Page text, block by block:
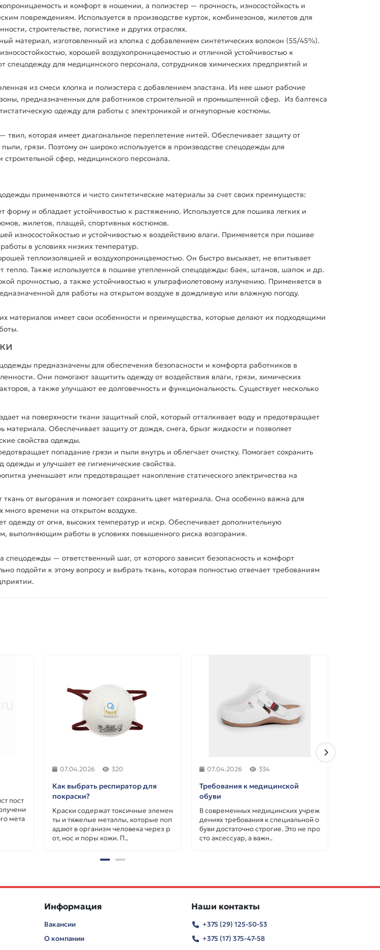
и комфорт в ношении, а полиэстер — прочность, износостойкость и
повреждениям. Используется в производстве курток, комбинезонов, жилетов для
строительстве, логистике и других отраслях.
материал, изготовленный из хлопка с добавлением синтетических волокон (55/45%).
хорошей воздухопроницаемостью и отличной устойчивостью к
спецодежду для медицинского персонала, сотрудников химических предприятий и
из смеси хлопка и полиэстера с добавлением эластана. Из нее шьют рабочие
предназначенных для работников строительной и промышленной сфер. Из балтекса
одежду для работы с электроникой и огнеупорные костюмы.
— твил, которая имеет диагональное переплетение нитей. Обеспечивает защиту от
грязи. Поэтому он широко используется в производстве спецодежды для
сфер, медицинского персонала.
применяются и чисто синтетические материалы за счет своих преимуществ:
форму и обладает устойчивостью к растяжению. Используется для пошива легких и
жилетов, плащей, спортивных костюмов.
износостойкостью и устойчивостью к воздействию влаги. Применяется при пошиве
в условиях низких температур.
теплоизоляцией и воздухопроницаемостью. Он быстро высыхает, не впитывает
тепло. Также используется в пошиве утепленной спецодежды: баек, штанов, шапок и др.
прочностью, а также устойчивостью к ультрафиолетовому излучению. Применяется в
для работы на открытом воздухе в дождливую или влажную погоду.
материалов имеет свои особенности и преимущества, которые делают их подходящими
предназначены для обеспечения безопасности и комфорта работников в
Они помогают защитить одежду от воздействия влаги, грязи, химических
а также улучшают ее долговечность и функциональность. Существует несколько
на поверхности ткани защитный слой, который отталкивает воду и предотвращает
материала. Обеспечивает защиту от дождя, снега, брызг жидкости и позволяет
свойства одежды.
попадание грязи и пыли внутрь и облегчает очистку. Помогает сохранить
одежды и улучшает ее гигиенические свойства.
уменьшает или предотвращает накопление статического электричества на
ткань от выгорания и помогает сохранить цвет материала. Она особенно важна для
времени на открытом воздухе.
одежду от огня, высоких температур и искр. Обеспечивает дополнительную
выполняющим работы в условиях повышенного риска возгорания.
спецодежды — ответственный шаг, от которого зависит безопасность и комфорт
подойти к этому вопросу и выбрать ткань, которая полностью отвечает требованиям
пост
мета
07.04.2026 320
Как выбрать респиратор для
покраски?
Краски содержат токсичные элемен
ты и тяжелые металлы, которые поп
адают в организм человека через р
от, нос и поры кожи. П..
07.04.2026 334
Требования к медицинской
обуви
В современных медицинских учреж
дениях требования к специальной о
буви достаточно строгие. Это не про
сто аксессуар, а важн..
Информация
Вакансии
О компании
Наши контакты
+375 (29) 125-50-53
+375 (17) 375-47-58